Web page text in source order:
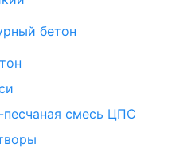
бетон
смесь ЦПС